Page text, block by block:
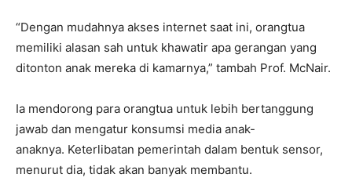
“Dengan mudahnya akses internet saat ini, orangtua
memiliki alasan sah untuk khawatir apa gerangan yang
ditonton anak mereka di kamarnya,” tambah Prof. McNair.
Ia mendorong para orangtua untuk lebih bertanggung
jawab dan mengatur konsumsi media anak-
anaknya. Keterlibatan pemerintah dalam bentuk sensor,
menurut dia, tidak akan banyak membantu.